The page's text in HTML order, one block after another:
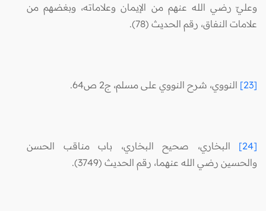
وعليّ رضي الله عنهم من الإيمان وعلاماته، وبغضهم من
علامات النفاق، رقم الحديث (78).
[23] النووي، شرح النووي على مسلم، ج2 ص64.
[24]
البخاري، صحيح البخاري، باب مناقب الحسن
والحسين رضي الله عنهما، رقم الحديث (3749).